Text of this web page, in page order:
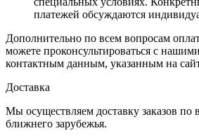
платежей обсуждаются
Дополнительно по всем вопросам
можете проконсультироваться с
контактным данным, указанным на
Доставка
Мы осуществляем доставку заказов по
ближнего зарубежья.